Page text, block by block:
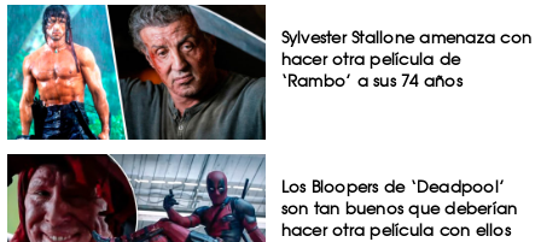
Sylvester Stallone amenaza con
hacer otra película de
‘Rambo’ a sus 74 años
Los Bloopers de ‘Deadpool’
son tan buenos que deberían
hacer otra película con ellos